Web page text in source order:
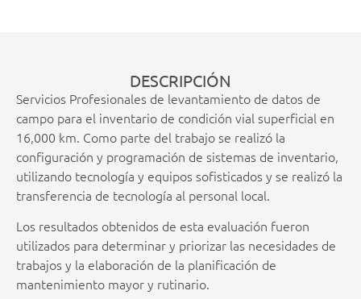
DESCRIPCIÓN
Servicios Profesionales de levantamiento de datos de
campo para el inventario de condición vial superficial en
16,000 km. Como parte del trabajo se realizó la
configuración y programación de sistemas de inventario,
utilizando tecnología y equipos sofisticados y se realizó la
transferencia de tecnología al personal local.
Los resultados obtenidos de esta evaluación fueron
utilizados para determinar y priorizar las necesidades de
trabajos y la elaboración de la planificación de
mantenimiento mayor y rutinario.